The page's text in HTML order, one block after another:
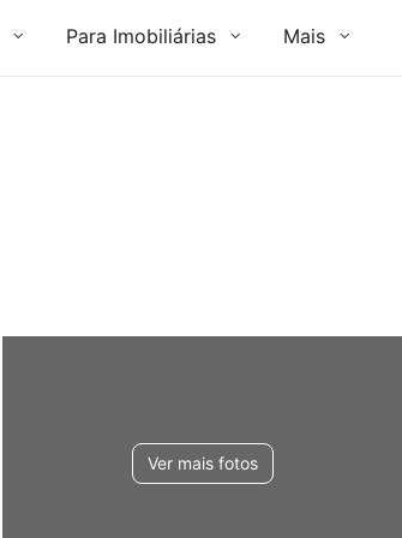
Para Imobiliárias Mais
Ver mais fotos